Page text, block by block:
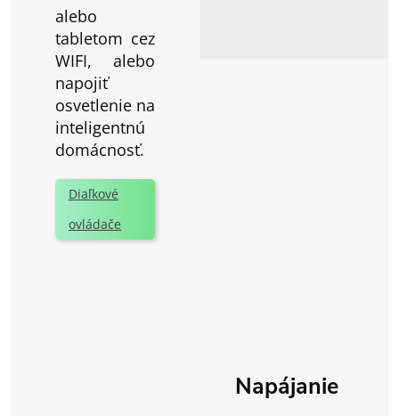
alebo
tabletom cez
WIFI, alebo
napojiť
osvetlenie na
inteligentnú
domácnosť.
Diaľkové
ovládače
Napájanie